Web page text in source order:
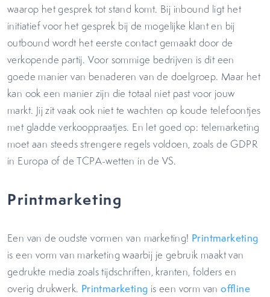
waarop het gesprek tot stand komt. Bij inbound ligt het
initiatief voor het gesprek bij de mogelijke klant en bij
outbound wordt het eerste contact gemaakt door de
verkopende partij. Voor sommige bedrijven is dit een
goede manier van benaderen van de doelgroep. Maar het
kan ook een manier zijn die totaal niet past voor jouw
markt. Jij zit vaak ook niet te wachten op koude telefoontjes
met gladde verkooppraatjes. En let goed op: telemarketing
moet aan steeds strengere regels voldoen, zoals de GDPR
in Europa of de TCPA-wetten in de VS.
Printmarketing
Een van de oudste vormen van marketing! Printmarketing
is een vorm van marketing waarbij je gebruik maakt van
gedrukte media zoals tijdschriften, kranten, folders en
overig drukwerk. Printmarketing is een vorm vanoffline